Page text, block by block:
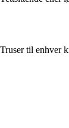
Truser til enhver